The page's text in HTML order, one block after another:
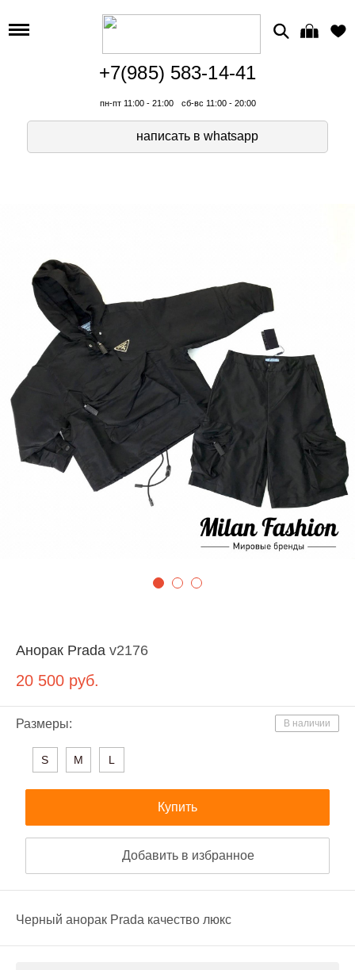
+7(985) 583-14-41
пн-пт 11:00 - 21:00 сб-вс 11:00 - 20:00
написать в whatsapp
Анорак Prada v2176
20 500 руб.
В наличии
Размеры:
S M L
Купить
Добавить в избранное
Черный анорак Prada качество люкс